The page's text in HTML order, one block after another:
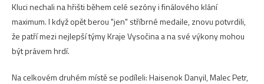
Kluci nechali na hřišti během celé sezóny i finálového klání
maximum. I když opět berou "jen" stříbrné medaile, znovu potvrdili,
že patří mezi nejlepší týmy Kraje Vysočina a na své výkony mohou
být právem hrdí.
Na celkovém druhém místě se podíleli: Haisenok Danyil, Malec Petr,